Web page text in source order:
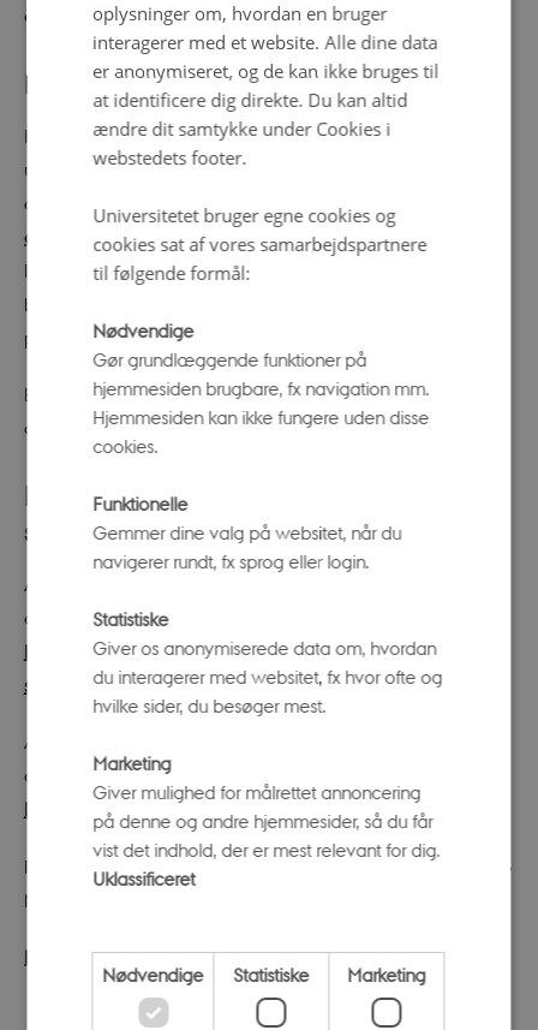
der indtil for nylig var Aarhus Kommunehospital.
Fra losseplads til kulturkanon
I slutningen af 1800 tallet var området, hvor
universitetsparken ligger, en losseplads og senere kom
der kolonihaver. I 1934 var parken også
græssende får.Og i 2006 blev parken optaget i
Kulturministeriets Kulturkanon som et af de 12 mest
betydningsfulde arkitektoniske værker i Danmark og
parken.
Book en rundvisning og hør mere om dette og mange
andre spændende ting.
Køb billet til en rundvisning i foråret og
sommeren 2026
Alle søndage i perioden 3. maj-28. juni 2026 og 16.
august-27. september 2026.
Køb billet til en rundvisning i Universitetsparken en
søndag.
Alle torsdage i skolernes sommerferie i perioden 2. juli-6.
august
Køb billet til rundvisning i Universitetsparken en torsdag.
Pris: 95 kr. plus gebyr (Prisen er inklusive adgang til Steno
Museet).
Læs mere om rundvisninger i Universitetsparken
oplysninger om, hvordan en bruger
interagerer med et website. Alle dine data
er anonymiseret, og de kan ikke bruges til
at identificere dig direkte. Du kan altid
ændre dit samtykke under Cookies i
webstedets footer.
Universitetet bruger egne cookies og
cookies sat af vores samarbejdspartnere
til følgende formål:
Nødvendige
Gør grundlæggende funktioner på
hjemmesiden brugbare, fx navigation mm.
Hjemmesiden kan ikke fungere uden disse
cookies.
Funktionelle
Gemmer dine valg på websitet, når du
navigerer rundt, fx sprog eller login.
Statistiske
Giver os anonymiserede data om, hvordan
du interagerer med websitet, fx hvor ofte og
hvilke sider, du besøger mest.
Marketing
Giver mulighed for målrettet annoncering
på denne og andre hjemmesider, så du får
vist det indhold, der er mest relevant for dig.
Uklassificeret
Nødvendige Statistiske Marketing